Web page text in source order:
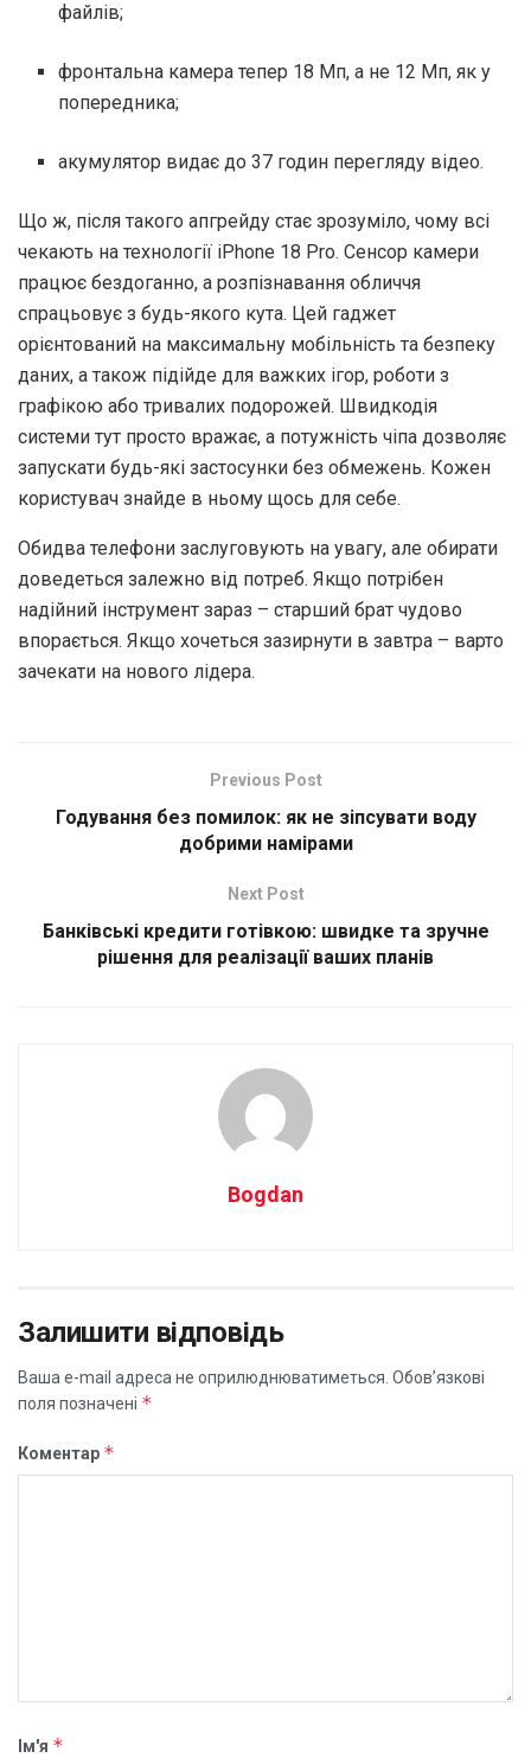
файлів;
фронтальна камера тепер 18 Мп, а не 12 Мп, як у
попередника;
акумулятор видає до 37 годин перегляду відео.
Що ж, після такого апгрейду стає зрозуміло, чому всі
чекають на технології iPhone 18 Pro. Сенсор камери
працює бездоганно, а розпізнавання обличчя
спрацьовує з будь-якого кута. Цей гаджет
орієнтований на максимальну мобільність та безпеку
даних, а також підійде для важких ігор, роботи з
графікою або тривалих подорожей. Швидкодія
системи тут просто вражає, а потужність чіпа дозволяє
запускати будь-які застосунки без обмежень. Кожен
користувач знайде в ньому щось для себе.
Обидва телефони заслуговують на увагу, але обирати
доведеться залежно від потреб. Якщо потрібен
надійний інструмент зараз – старший брат чудово
впорається. Якщо хочеться зазирнути в завтра – варто
зачекати на нового лідера.
Previous Post
Годування без помилок: як не зіпсувати воду
добрими намірами
Next Post
Банківські кредити готівкою: швидке та зручне
рішення для реалізації ваших планів
Bogdan
Залишити відповідь
Ваша e-mail адреса не оприлюднюватиметься. Обов’язкові
поля позначені *
Коментар *
Ім'я *